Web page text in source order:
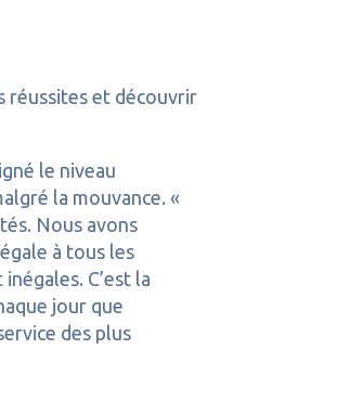
réussites et découvrir
le niveau
la mouvance. «
Nous avons
à tous les
C’est la
jour que
des plus